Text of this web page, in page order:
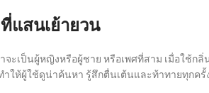
แสนเย้ายวน
ะเป็นผู้หญิงหรือผู้ชาย หรือเพศที่สาม เมื่อใช้ก
ให้ผู้ใช้ดูน่าค้นหา รู้สึกตื่นเต้นและท้าทายทุกค